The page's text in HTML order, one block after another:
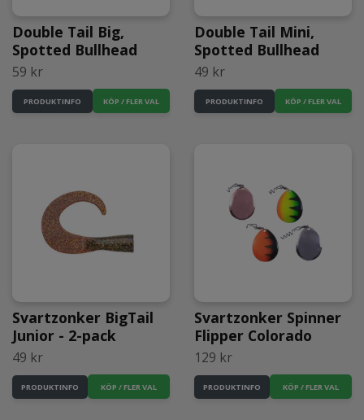
Double Tail Big,
Spotted Bullhead
59 kr
PRODUKTINFO
Double Tail Mini,
Spotted Bullhead
49 kr
PRODUKTINFO
Svartzonker BigTail
Junior - 2-pack
49 kr
PRODUKTINFO KÖP / FLER VAL
Svartzonker Spinner
Flipper Colorado
129 kr
PRODUKTINFO KÖP / FLER VAL